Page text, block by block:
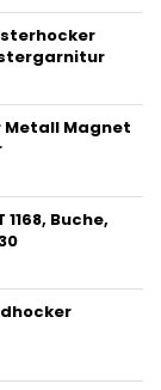
Metall Magnet
Buche,